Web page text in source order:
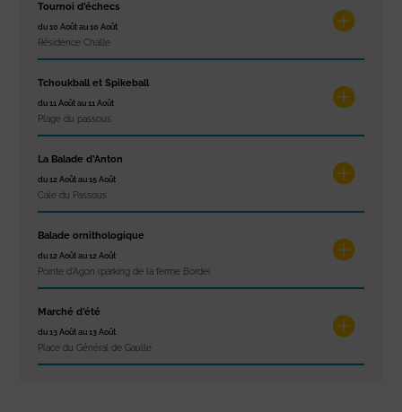
Tournoi d’échecs
du 10 Août au 10 Août
Résidence Challe
Tchoukball et Spikeball
du 11 Août au 11 Août
Plage du passous
La Balade d’Anton
du 12 Août au 15 Août
Cale du Passous
Balade ornithologique
du 12 Août au 12 Août
Pointe d'Agon (parking de la ferme Borde)
Marché d’été
du 13 Août au 13 Août
Place du Général de Gaulle